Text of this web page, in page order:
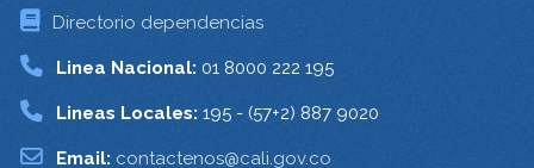
Directorio dependencias
Linea Nacional: 01 8000 222 195
Lineas Locales: 195 - (57+2) 887 9020
Email: contactenos@cali.gov.co